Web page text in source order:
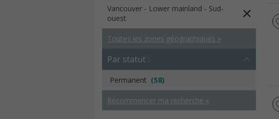
Vancouver - Lower mainland - Sud-
ouest
Toutes les zones géographiques »
Par statut :
Permanent (58)
Recommencer ma recherche »